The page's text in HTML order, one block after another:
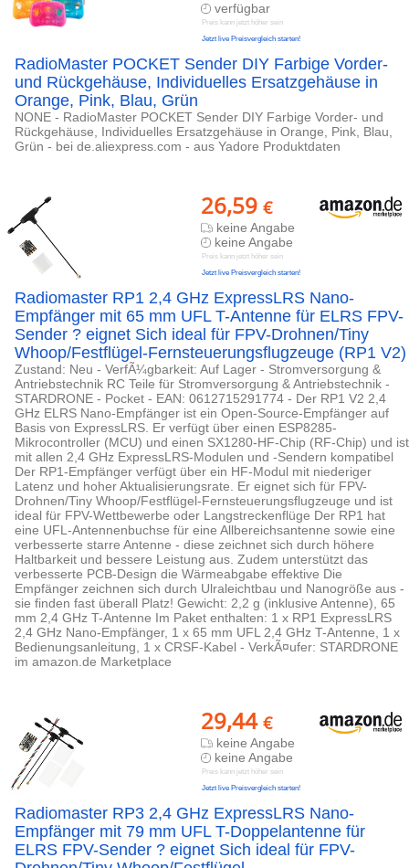
verfügbar
Preis kann jetzt höher sein
Jetzt live Preisvergleich starten!
RadioMaster POCKET Sender DIY Farbige Vorder-
und Rückgehäuse, Individuelles Ersatzgehäuse in
Orange, Pink, Blau, Grün
NONE - RadioMaster POCKET Sender DIY Farbige Vorder- und
Rückgehäuse, Individuelles Ersatzgehäuse in Orange, Pink, Blau,
Grün - bei de.aliexpress.com - aus Yadore Produktdaten
26,59 €
keine Angabe
keine Angabe
Preis kann jetzt höher sein
Jetzt live Preisvergleich starten!
Radiomaster RP1 2,4 GHz ExpressLRS Nano-
Empfänger mit 65 mm UFL T-Antenne für ELRS FPV-
Sender ? eignet Sich ideal für FPV-Drohnen/Tiny
Whoop/Festflügel-Fernsteuerungsflugzeuge (RP1 V2)
Zustand: Neu - VerfÃ¼gbarkeit: Auf Lager - Stromversorgung &
Antriebstechnik RC Teile für Stromversorgung & Antriebstechnik -
STARDRONE - Pocket - EAN: 0612715291774 - Der RP1 V2 2,4
GHz ELRS Nano-Empfänger ist ein Open-Source-Empfänger auf
Basis von ExpressLRS. Er verfügt über einen ESP8285-
Mikrocontroller (MCU) und einen SX1280-HF-Chip (RF-Chip) und ist
mit allen 2,4 GHz ExpressLRS-Modulen und -Sendern kompatibel
Der RP1-Empfänger verfügt über ein HF-Modul mit niederiger
Latenz und hoher Aktualisierungsrate. Er eignet sich für FPV-
Drohnen/Tiny Whoop/Festflügel-Fernsteuerungsflugzeuge und ist
ideal für FPV-Wettbewerbe oder Langstreckenflüge Der RP1 hat
eine UFL-Antennenbuchse für eine Allbereichsantenne sowie eine
verbesserte starre Antenne - diese zeichnet sich durch höhere
Haltbarkeit und bessere Leistung aus. Zudem unterstützt das
verbesserte PCB-Design die Wärmeabgabe effektive Die
Empfänger zeichnen sich durch Ulraleichtbau und Nanogröße aus -
sie finden fast überall Platz! Gewicht: 2,2 g (inklusive Antenne), 65
mm 2,4 GHz T-Antenne Im Paket enthalten: 1 x RP1 ExpressLRS
2,4 GHz Nano-Empfänger, 1 x 65 mm UFL 2,4 GHz T-Antenne, 1 x
Bedienungsanleitung, 1 x CRSF-Kabel - VerkÃ¤ufer: STARDRONE
im amazon.de Marketplace
29,44 €
keine Angabe
keine Angabe
Preis kann jetzt höher sein
Jetzt live Preisvergleich starten!
Radiomaster RP3 2,4 GHz ExpressLRS Nano-
Empfänger mit 79 mm UFL T-Doppelantenne für
ELRS FPV-Sender ? eignet Sich ideal für FPV-